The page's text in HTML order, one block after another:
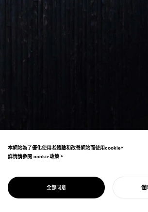
PROJECT
幸福之家
終末醫療患者
「Architecture
本網站為了優化使用者體驗和改善網站而使用cookie。
詳情請參閱 cookie政策
cookie政策 。
全部同意 僅